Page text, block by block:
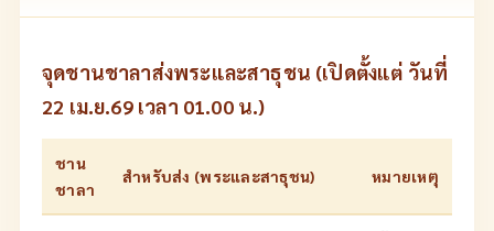
จุดชานชาลาส่งพระและสาธุชน (เปิดตั้งแต่ วันที่
22 เม.ย.69 เวลา 01.00 น.)
ชาน
ชาลา
สำหรับส่ง (พระและสาธุชน) หมายเหตุ